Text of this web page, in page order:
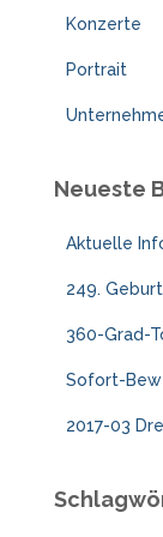
Konzerte
Portrait
Neueste
Aktuelle
249.
360-Grad-
Sofort-
2017-03